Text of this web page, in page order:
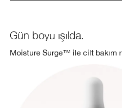
Gün boyu ışılda.
Moisture Surge™ ile cilt bakım